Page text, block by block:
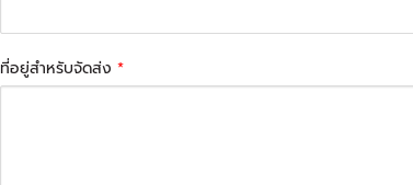
ที่อยู่สำหรับจัดส่ง *